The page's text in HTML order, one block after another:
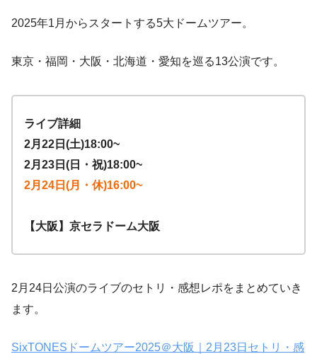
2025年1月からスタートする5大ドームツアー。
東京・福岡・大阪・北海道・愛知を巡る13公演です。
ライブ詳細
2月22日(土)18:00~
2月23日(日・祝)18:00~
2月24日(月・休)16:00~
【大阪】京セラドーム大阪
2月24日公演のライブのセトリ・感想レポをまとめていき
ます。
SixTONESドームツアー2025＠大阪｜2月23日セトリ・感